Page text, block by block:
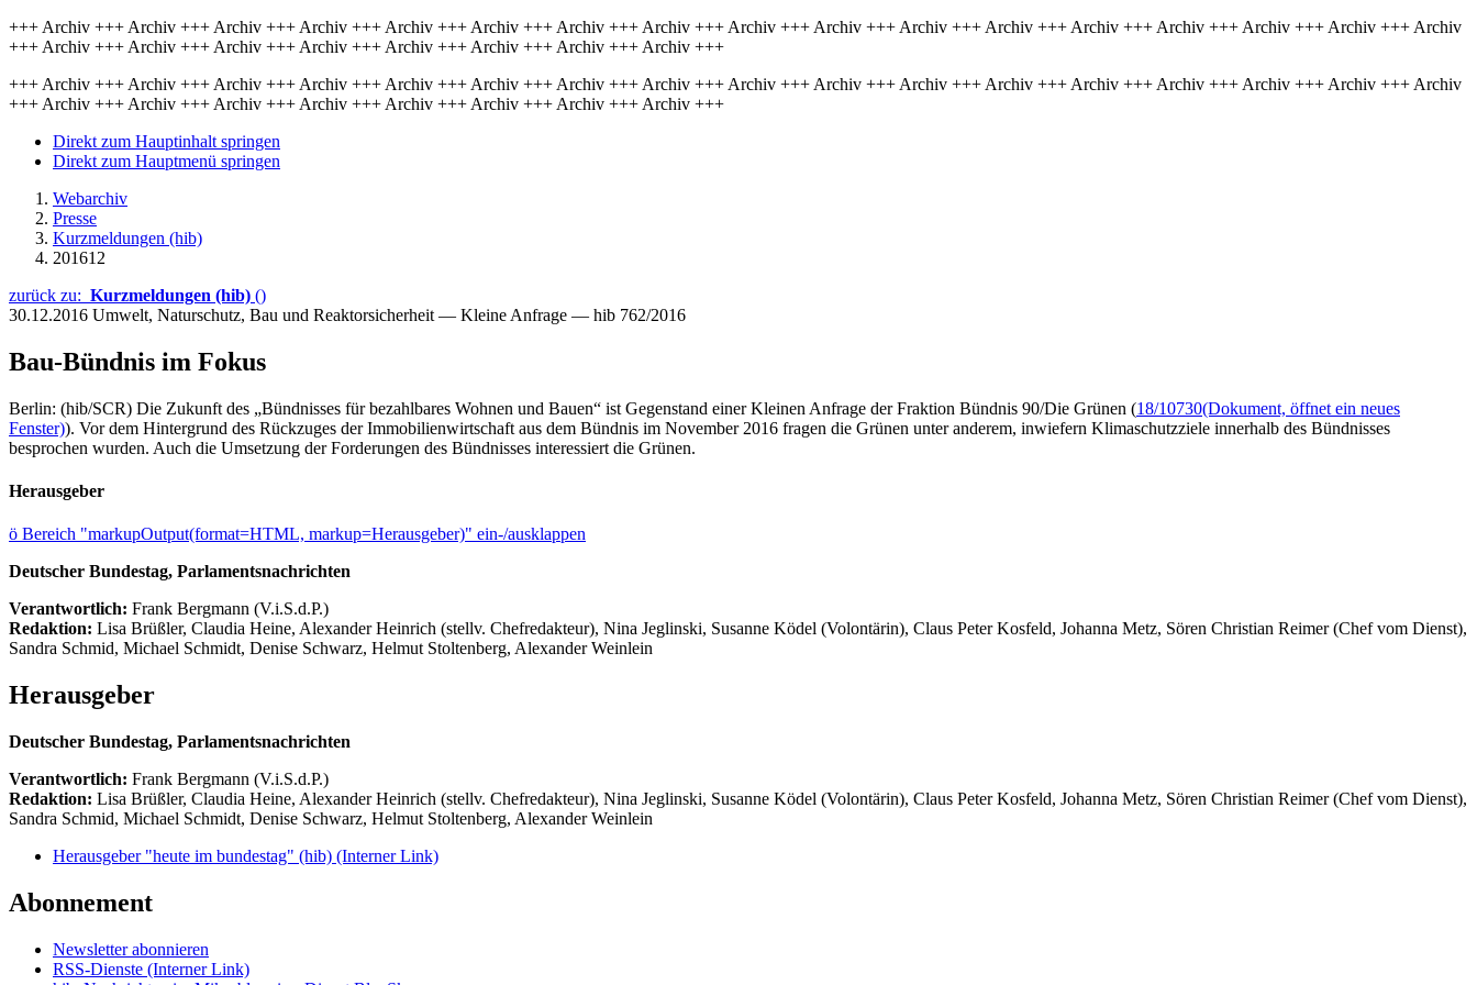
+++ Archiv +++ Archiv +++ Archiv +++ Archiv +++ Archiv +++ Archiv +++ Archiv +++ Archiv +++ Archiv +++ Archiv +++ Archiv +++ Archiv +++ Archiv +++ Archiv +++ Archiv +++ Archiv +++ Archiv
+++ Archiv +++ Archiv +++ Archiv +++ Archiv +++ Archiv +++ Archiv +++ Archiv +++ Archiv +++
+++ Archiv +++ Archiv +++ Archiv +++ Archiv +++ Archiv +++ Archiv +++ Archiv +++ Archiv +++ Archiv +++ Archiv +++ Archiv +++ Archiv +++ Archiv +++ Archiv +++ Archiv +++ Archiv +++ Archiv
+++ Archiv +++ Archiv +++ Archiv +++ Archiv +++ Archiv +++ Archiv +++ Archiv +++ Archiv +++
Direkt zum Hauptinhalt springen
Direkt zum Hauptmenü springen
Webarchiv
Presse
Kurzmeldungen (hib)
201612
zurück zu: Kurzmeldungen (hib) ()
30.12.2016 Umwelt, Naturschutz, Bau und Reaktorsicherheit — Kleine Anfrage — hib 762/2016
Bau-Bündnis im Fokus
Berlin: (hib/SCR) Die Zukunft des „Bündnisses für bezahlbares Wohnen und Bauen“ ist Gegenstand einer Kleinen Anfrage der Fraktion Bündnis 90/Die Grünen (18/10730(Dokument, öffnet ein neues
Fenster)). Vor dem Hintergrund des Rückzuges der Immobilienwirtschaft aus dem Bündnis im November 2016 fragen die Grünen unter anderem, inwiefern Klimaschutzziele innerhalb des Bündnisses
besprochen wurden. Auch die Umsetzung der Forderungen des Bündnisses interessiert die Grünen.
Herausgeber
ö Bereich "markupOutput(format=HTML, markup=Herausgeber)" ein-/ausklappen
Deutscher Bundestag, Parlamentsnachrichten
Verantwortlich: Frank Bergmann (V.i.S.d.P.)
Redaktion: Lisa Brüßler, Claudia Heine, Alexander Heinrich (stellv. Chefredakteur), Nina Jeglinski, Susanne Ködel (Volontärin), Claus Peter Kosfeld, Johanna Metz, Sören Christian Reimer (Chef vom Dienst),
Sandra Schmid, Michael Schmidt, Denise Schwarz, Helmut Stoltenberg, Alexander Weinlein
Herausgeber
Deutscher Bundestag, Parlamentsnachrichten
Verantwortlich: Frank Bergmann (V.i.S.d.P.)
Redaktion: Lisa Brüßler, Claudia Heine, Alexander Heinrich (stellv. Chefredakteur), Nina Jeglinski, Susanne Ködel (Volontärin), Claus Peter Kosfeld, Johanna Metz, Sören Christian Reimer (Chef vom Dienst),
Sandra Schmid, Michael Schmidt, Denise Schwarz, Helmut Stoltenberg, Alexander Weinlein
Herausgeber "heute im bundestag" (hib) (Interner Link)
Abonnement
Newsletter abonnieren
RSS-Dienste (Interner Link)